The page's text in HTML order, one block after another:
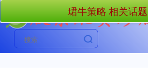
珺牛策略 相关话题